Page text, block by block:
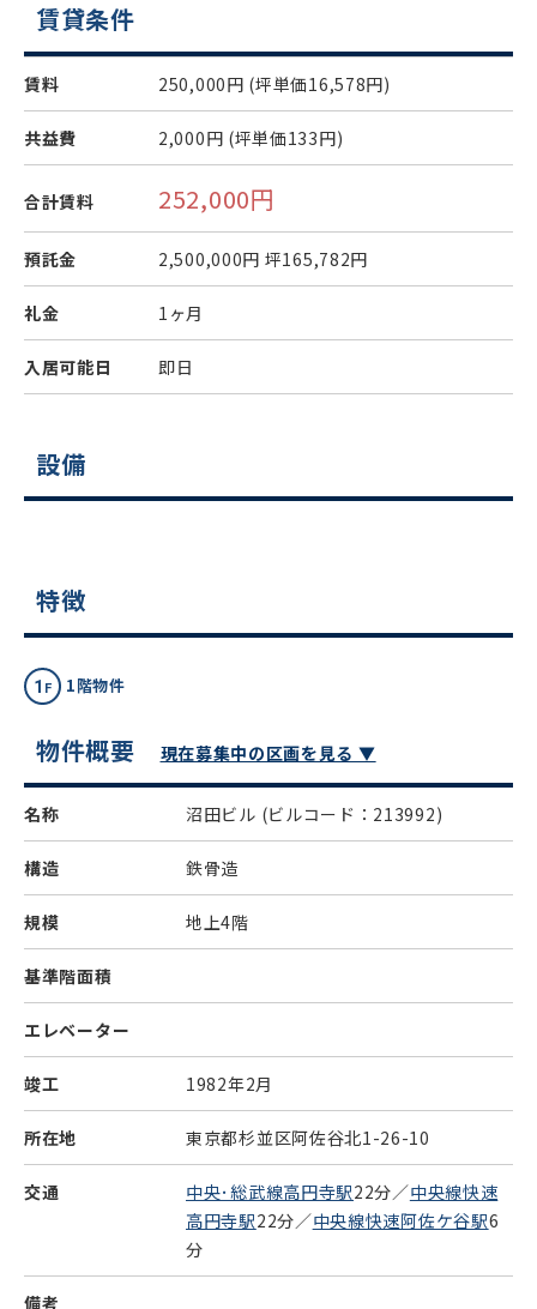
賃貸条件
賃料 250,000円 (坪単価16,578円)
共益費 2,000円 (坪単価133円)
合計賃料 252,000円
預託金 2,500,000円 坪165,782円
礼金 1ヶ月
入居可能日 即日
設備
特徴
1階物件
物件概要 現在募集中の区画を見る ▼
名称 沼田ビル (ビルコード：213992)
構造 鉄骨造
規模 地上4階
基準階面積
エレベーター
竣工 1982年2月
所在地 東京都杉並区阿佐谷北1-26-10
交通 中央･総武線高円寺駅22分／中央線快速
高円寺駅22分／中央線快速阿佐ケ谷駅6
分
備考